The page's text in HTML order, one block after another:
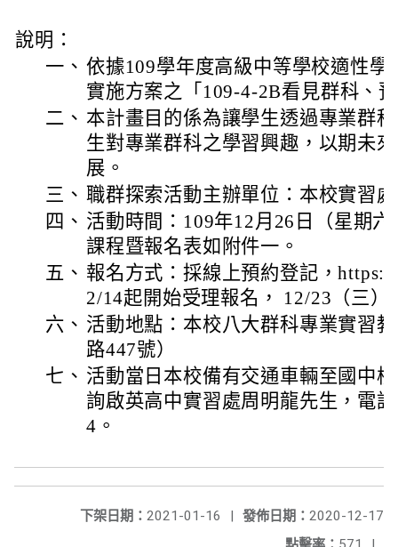
說明：
一、 依據109學年度高級中等學校適性學
實施方案之「109-4-2B看見群科、
二、 本計畫目的係為讓學生透過專業群
生對專業群科之學習興趣，以期未
展。
三、 職群探索活動主辦單位：本校實習
四、 活動時間：109年12月26日（星期
課程暨報名表如附件一。
五、 報名方式：採線上預約登記，
2/14起開始受理報名， 12/23（三）
六、 活動地點：本校八大群科專業實習
路447號）
七、 活動當日本校備有交通車輛至國中
詢啟英高中實習處周明龍先生，電
4。
發佈日期： 2020-12-17
下架日期： 2021-01-16
|